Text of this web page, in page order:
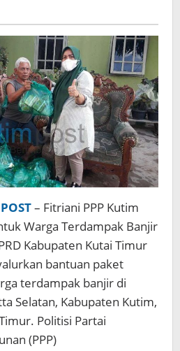
– Fitriani PPP Kutim
Warga Terdampak Banjir
Kabupaten Kutai Timur
bantuan paket
terdampak banjir di
Selatan, Kabupaten Kutim,
Politisi Partai
(PPP)